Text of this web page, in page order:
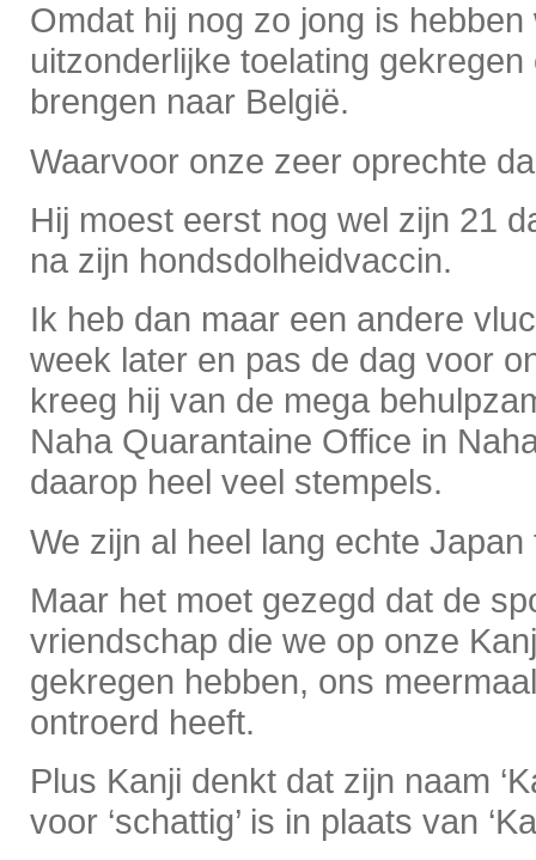
Omdat hij nog zo jong is
uitzonderlijke toelating
brengen naar België.
Waarvoor onze zeer oprechte
Hij moest eerst nog wel zijn 21
na zijn hondsdolheidvaccin.
Ik heb dan maar een andere
week later en pas de dag voor
kreeg hij van de mega
Naha Quarantaine Office in
daarop heel veel stempels.
We zijn al heel lang echte Japan
Maar het moet gezegd dat de
vriendschap die we op onze
gekregen hebben, ons
ontroerd heeft.
Plus Kanji denkt dat zijn naam
voor ‘schattig’ is in plaats van